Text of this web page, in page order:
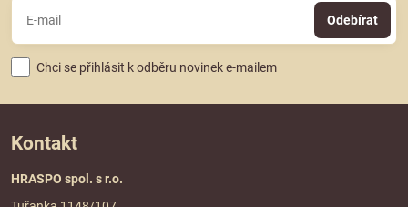
Odebírat
Chci se přihlásit k odběru novinek e-mailem
Kontakt
HRASPO spol. s r.o.